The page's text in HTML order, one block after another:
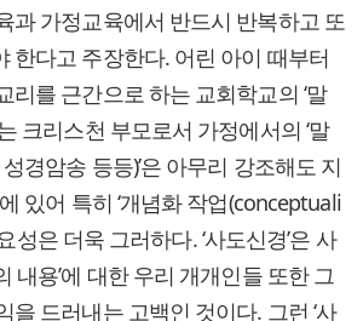
과 가정교육에서 반드시 반복하고 또
한다고 주장한다. 어린 아이 때부터
리를 근간으로 하는 교회학교의 ‘말
크리스천 부모로서 가정에서의 ‘말
경암송 등등)’은 아무리 강조해도 지
있어 특히 ‘개념화 작업(conceptuali
성은 더욱 그러하다. ‘사도신경’은 사
내용’에 대한 우리 개개인들 또한 그
을 드러내는 고백인 것이다. 그런 ‘사